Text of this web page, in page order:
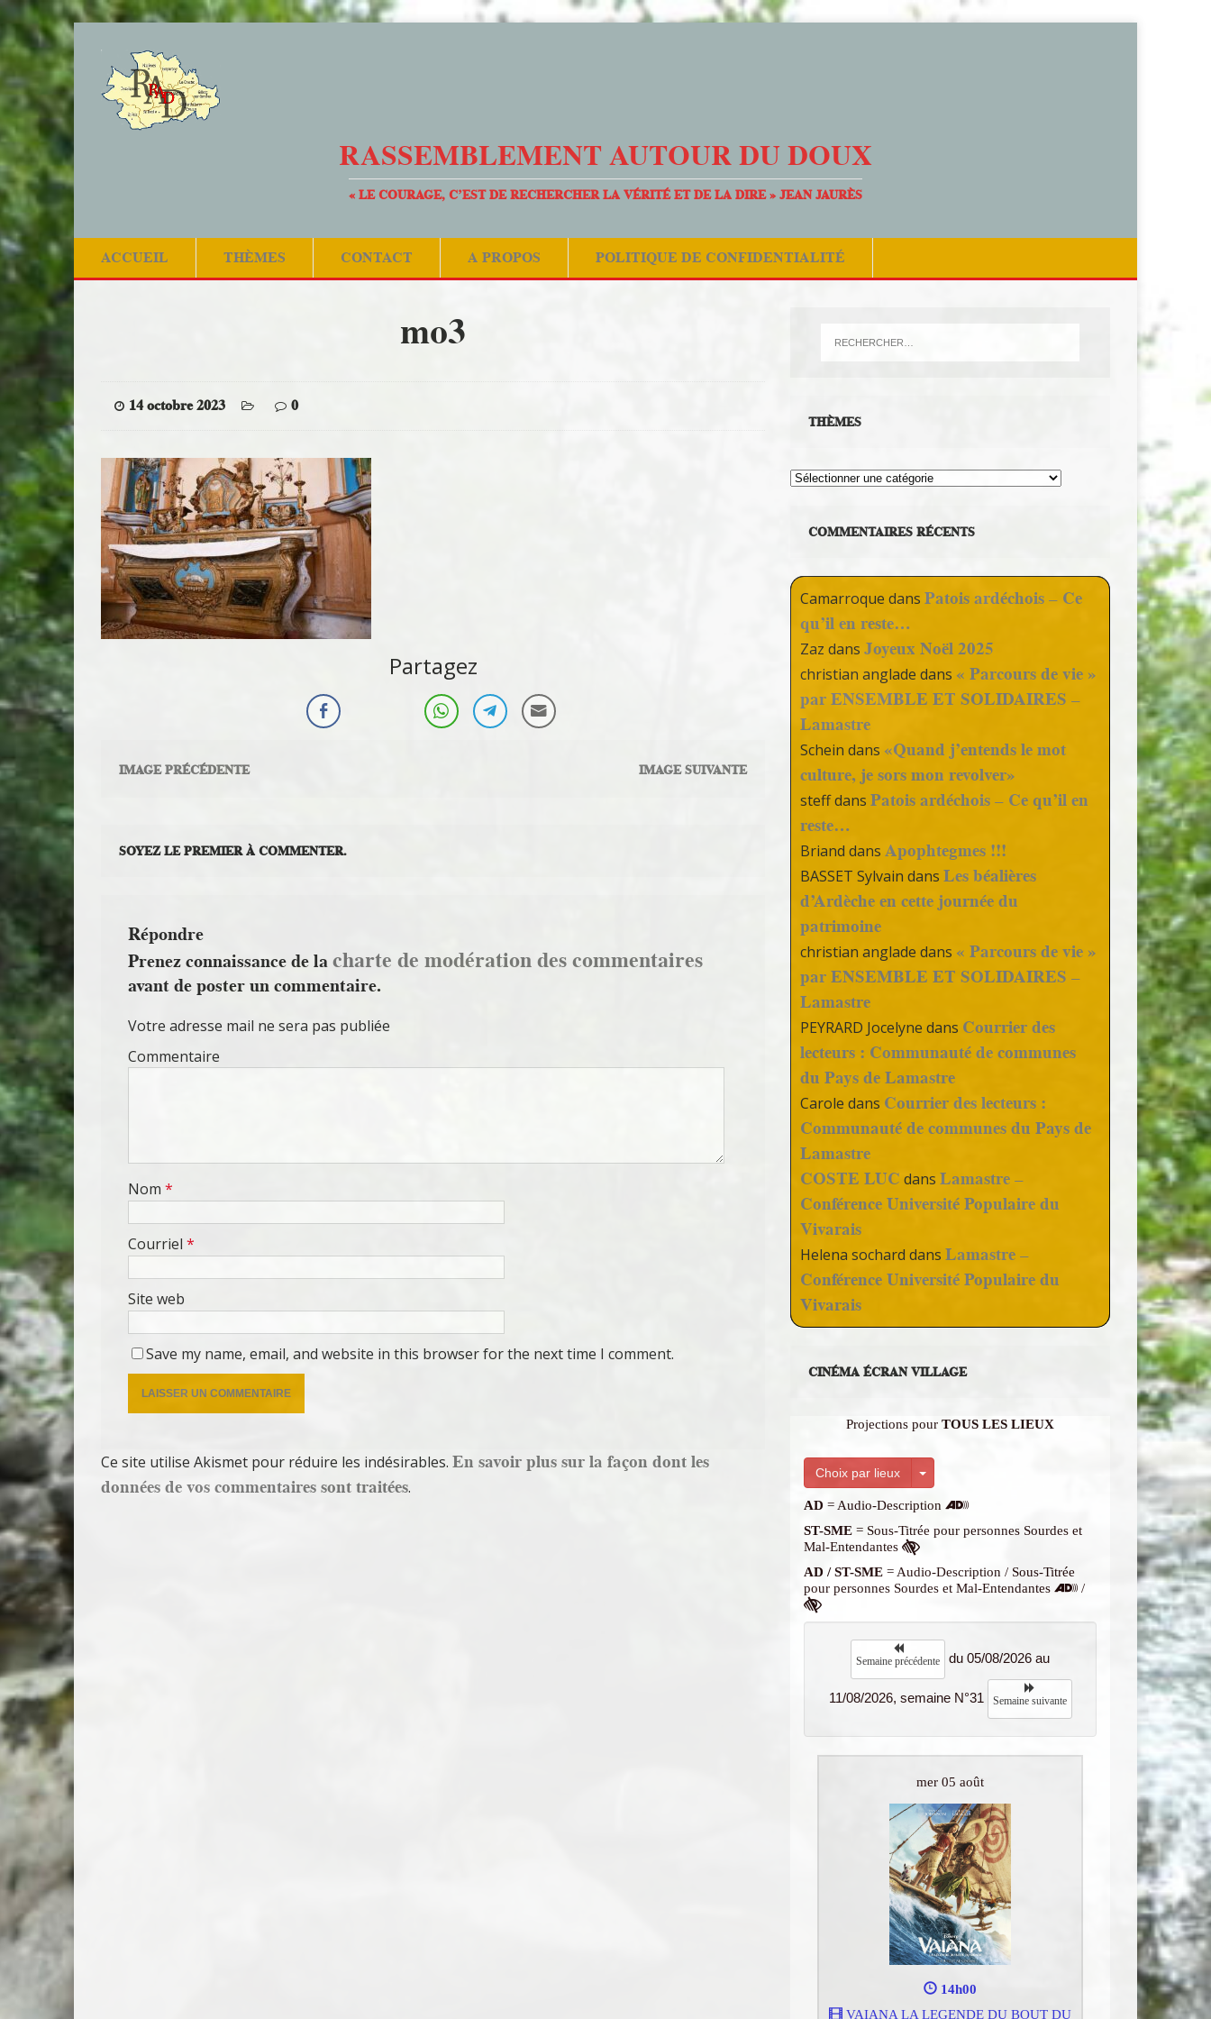
RASSEMBLEMENT AUTOUR DU DOUX
« LE COURAGE, C’EST DE RECHERCHER LA VÉRITÉ ET DE LA DIRE » JEAN JAURÈS
ACCUEIL THÈMES CONTACT A PROPOS POLITIQUE DE CONFIDENTIALITÉ
mo3
14 octobre 2023 0
Partagez
IMAGE PRÉCÉDENTE IMAGE SUIVANTE
SOYEZ LE PREMIER À COMMENTER.
Répondre
Prenez connaissance de lacharte de modération des commentaires
avant de poster un commentaire.
Votre adresse mail ne sera pas publiée
Commentaire
Nom *
Courriel *
Site web
Save my name, email, and website in this browser for the next time I comment.
Ce site utilise Akismet pour réduire les indésirables. En savoir plus sur la façon dont les
données de vos commentaires sont traitées.
THÈMES
Thèmes
COMMENTAIRES RÉCENTS
Camarroque dansPatois ardéchois – Ce
qu’il en reste…
Zaz dansJoyeux Noël 2025
christian anglade dans « Parcours de vie »
par ENSEMBLE ET SOLIDAIRES –
Lamastre
Schein dans «Quand j’entends le mot
culture, je sors mon revolver»
steffdansPatois ardéchois – Ce qu’il en
reste…
Briand dansApophtegmes !!!
BASSET Sylvain dansLes béalières
d’Ardèche en cette journée du
patrimoine
christian anglade dans « Parcours de vie »
par ENSEMBLE ET SOLIDAIRES –
Lamastre
PEYRARD Jocelyne dans Courrier des
lecteurs : Communauté de communes
du Pays de Lamastre
Carole dans Courrier des lecteurs :
Communauté de communes du Pays de
Lamastre
COSTE LUC dansLamastre –
Conférence Université Populaire du
Vivarais
Helena sochard dansLamastre –
Conférence Université Populaire du
Vivarais
CINÉMA ÉCRAN VILLAGE